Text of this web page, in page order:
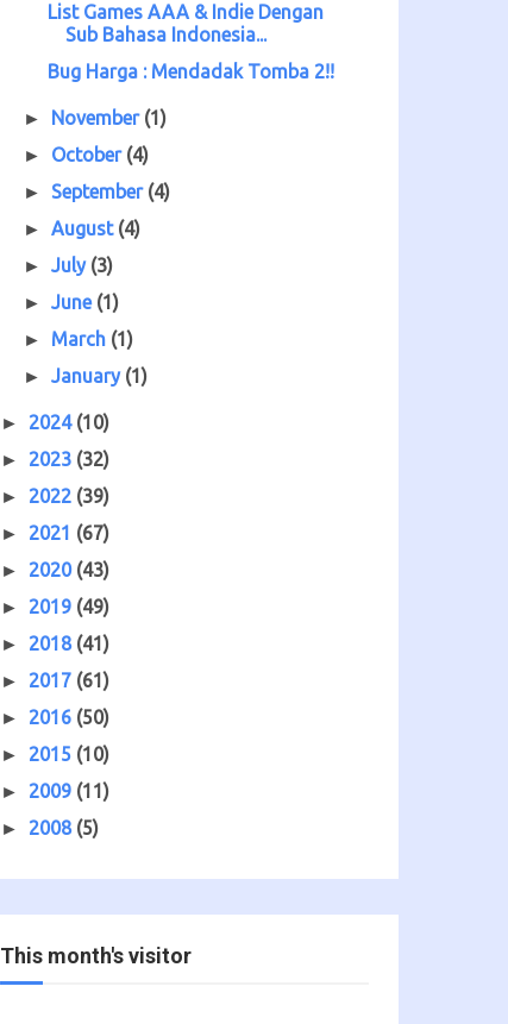
List Games AAA & Indie Dengan
Sub Bahasa Indonesia...
Bug Harga : Mendadak Tomba 2!!
► November (1)
► October (4)
►September (4)
►August (4)
►July (3)
►June (1)
► March (1)
►January (1)
► 2024 (10)
► 2023 (32)
► 2022 (39)
► 2021 (67)
► 2020 (43)
► 2019 (49)
► 2018 (41)
► 2017 (61)
► 2016 (50)
► 2015 (10)
► 2009 (11)
► 2008 (5)
This month's visitor